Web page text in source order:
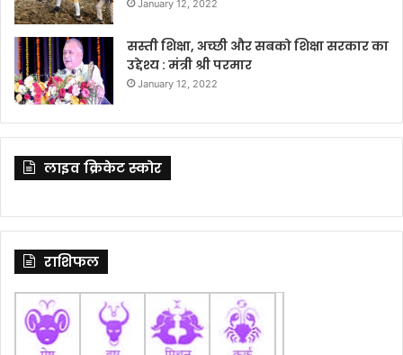
January 12, 2022
सस्ती शिक्षा, अच्छी और सबको शिक्षा सरकार का
उद्देश्य : मंत्री श्री परमार
January 12, 2022
लाइव क्रिकेट स्कोर
राशिफल